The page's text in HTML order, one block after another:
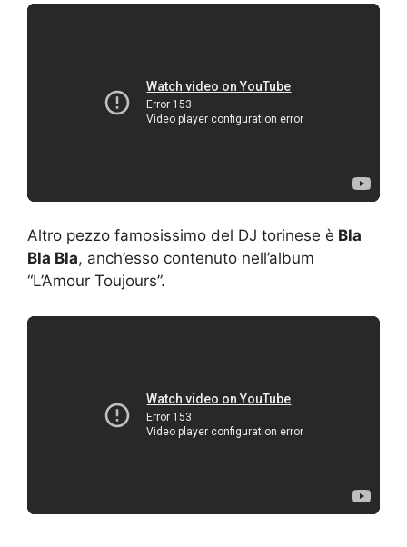
Altro pezzo famosissimo del DJ torinese è Bla
Bla Bla, anch’esso contenuto nell’album
“L’Amour Toujours”.